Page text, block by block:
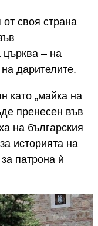
своя страна
църква – на
дарителите.
като „майка на
пренесен във
на българския
историята на
патрона ѝ